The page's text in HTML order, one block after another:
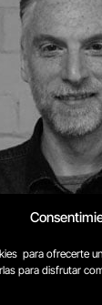
para ofrecerte
para disfrutar